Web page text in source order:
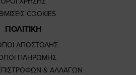
COOKIES
ΠΟΛΙΤΙΚΗ
ΑΠΟΣΤΟΛΗΣ
ΠΛΗΡΩΜΗΣ
& ΑΛΛΑΓΩΝ